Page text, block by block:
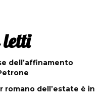
dell’affinamento
romano dell’estate è in